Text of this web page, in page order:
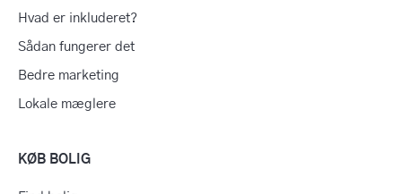
Hvad er inkluderet?
Sådan fungerer det
Bedre marketing
Lokale mæglere
KØB BOLIG